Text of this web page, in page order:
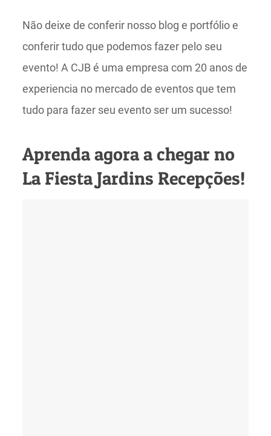
Não deixe de conferir nosso blog e portfólio e
conferir tudo que podemos fazer pelo seu
evento! A CJB é uma empresa com 20 anos de
experiencia no mercado de eventos que tem
tudo para fazer seu evento ser um sucesso!
Aprenda agora a chegar no
La Fiesta Jardins Recepções!